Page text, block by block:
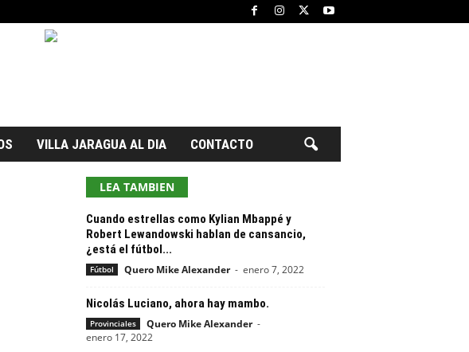
VILLA JARAGUA AL DIA CONTACTO
LEA TAMBIEN
Cuando estrellas como Kylian Mbappé y
Robert Lewandowski hablan de cansancio,
¿está el fútbol...
Fútbol Quero Mike Alexander - enero 7, 2022
Nicolás Luciano, ahora hay mambo.
Provinciales Quero Mike Alexander -
enero 17, 2022